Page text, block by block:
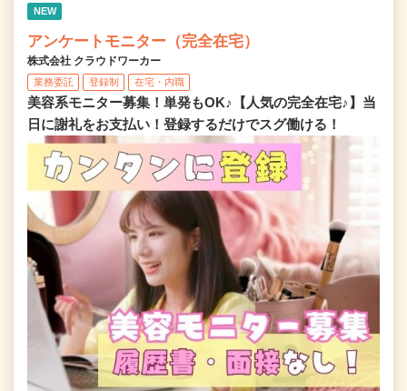
NEW
アンケートモニター（完全在宅）
株式会社 クラウドワーカー
業務委託 登録制 在宅・内職
美容系モニター募集！単発もOK♪【人気の完全在宅♪】当
日に謝礼をお支払い！登録するだけでスグ働ける！